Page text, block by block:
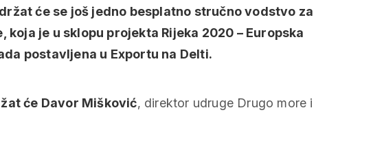
će se još jedno besplatno stručno vodstvo za
koja je u sklopu projekta Rijeka 2020 – Europska
postavljena u Exportu na Delti.
će Davor Mišković, direktor udruge Drugo more i